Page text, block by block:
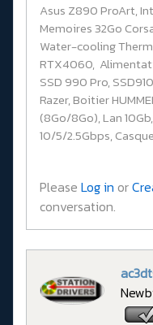
Asus Z890 ProArt,
Memoires 32Go
Water-cooling
RTX4060,
SSD 990 Pro,
Razer, Boitier
(8Go/8Go), Lan
10/5/2.5Gbps,
Please Log in or
conversation.